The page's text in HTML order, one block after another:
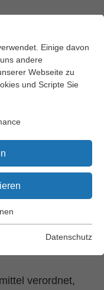
Leistungen
der
verordnet,
Einige davon
andere
Webseite zu
und Scripte Sie
Funktionen der
Datenschutz